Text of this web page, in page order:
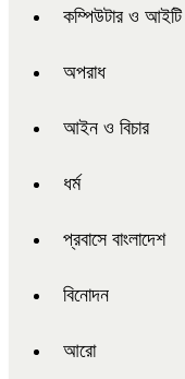
কম্পিউটার ও আইটি
অপরাধ
আইন ও বিচার
ধর্ম
প্রবাসে বাংলাদেশ
বিনোদন
আরো